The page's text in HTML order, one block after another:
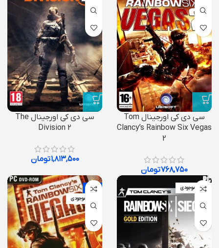
سی دی کی اورجینال Tom
Clancy’s Rainbow Six Vegas
2
۷۶۸,۷۵۰تومان
سی دی کی اورجینال The
Division 2
۱,۸۱۳,۵۰۰تومان
اتمام موجودی
-10%
اتمام موجودی